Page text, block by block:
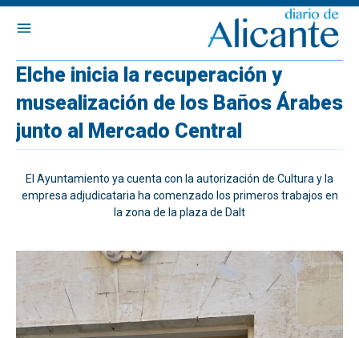
Elche inicia la recuperación y
musealización de los Baños Árabes
junto al Mercado Central
El Ayuntamiento ya cuenta con la autorización de Cultura y la
empresa adjudicataria ha comenzado los primeros trabajos en
la zona de la plaza de Dalt